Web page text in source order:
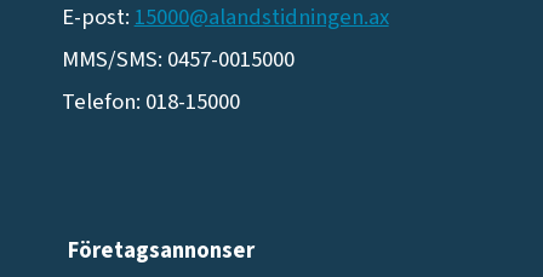
E-post: 15000@alandstidningen.ax
MMS/SMS: 0457-0015000
Telefon: 018-15000
Företagsannonser